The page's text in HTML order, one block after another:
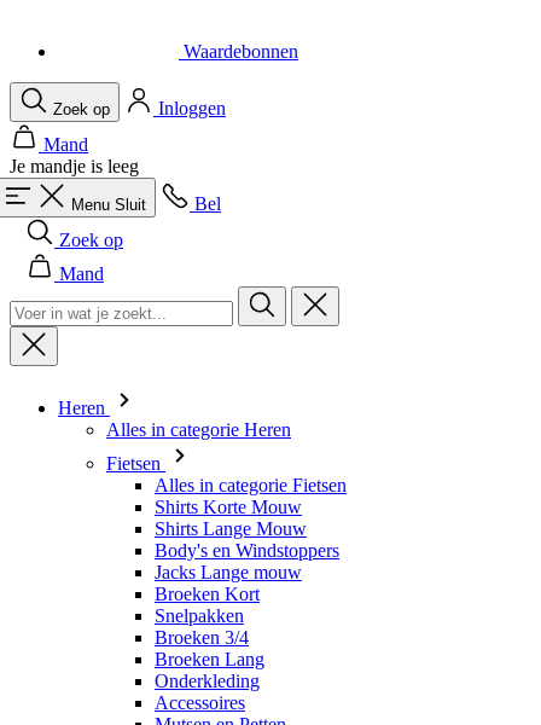
Heren
Alles in categorie Heren
Fietsen
Shirts Korte Mouw
Shirts Lange Mouw
Broeken 3/4
Broeken Lang
Onderkleding
Accessoires
Mutsen en Petten
Handschoenen
Sokken
Overig
Vrije tijd
Alles in categorie Vrije tijd
T-shirts
Hoodie
Mutsen en Petten